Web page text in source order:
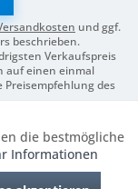
und ggf.
beschrieben.
Verkaufspreis
auf einen einmal
Preisempfehlung des
Aktiv
die bestmögliche
Informationen